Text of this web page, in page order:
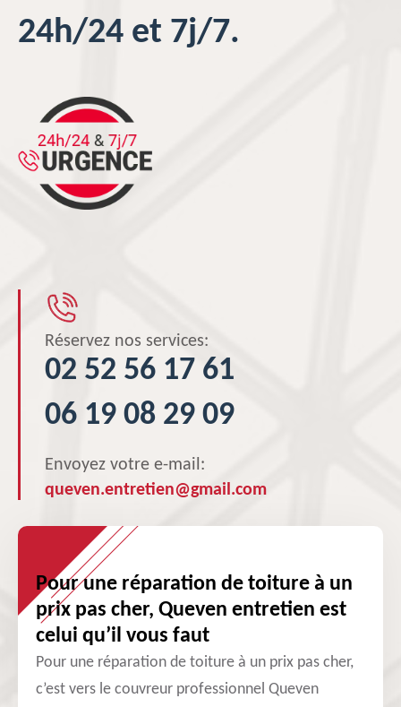
24h/24 et 7j/7.
Réservez nos services:
02 52 56 17 61
06 19 08 29 09
Envoyez votre e-mail:
queven.entretien@gmail.com
Pour une réparation de toiture à un
prix pas cher, Queven entretien est
celui qu’il vous faut
Pour une réparation de toiture à un prix pas cher,
c’est vers le couvreur professionnel Queven